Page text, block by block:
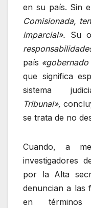
en su país. Sin
Comisionada,
imparcial». Su
país
que significa
sistema
Tribunal»,
se trata de no
Cuando, a
investigadores
por la Alta
denuncian a las
en